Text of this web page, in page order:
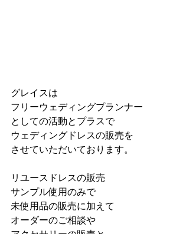
グレイスは
フリーウェディングプランナー
としての活動とプラスで
ウェディングドレスの販売を
させていただいております。
リユースドレスの販売
サンプル使用のみで
未使用品の販売に加えて
オーダーのご相談や